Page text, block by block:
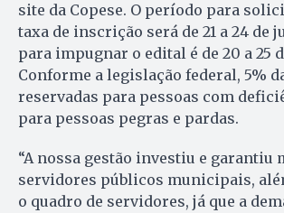
site da Copese. O período para
taxa de inscrição será de 21 a 24 de
para impugnar o edital é de 20 a 25
Conforme a legislação federal, 5%
reservadas para pessoas com
para pessoas pegras e pardas.
“A nossa gestão investiu e garantiu
servidores públicos municipais,
o quadro de servidores, já que a